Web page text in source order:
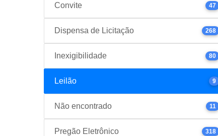
Convite 47
Dispensa de Licitação 268
Inexigibilidade 80
Leilão 9
Não encontrado 11
Pregão Eletrônico 318